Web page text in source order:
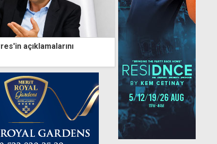
açıklamalarını